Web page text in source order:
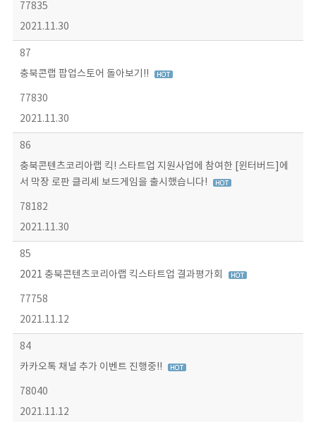
77835
2021.11.30
87
충북콘랩 팝업스토어 돌아보기!!
77830
2021.11.30
86
충북콘텐츠코리아랩 킥! 스타트업 지원사업에 참여한 [윈터버드]에
서 막장 로판 클리셰 보드게임을 출시했습니다!
78182
2021.11.30
85
2021 충북콘텐츠코리아랩 킥스타트업 결과평가회
77758
2021.11.12
84
카카오톡 채널 추가 이벤트 진행중!!
78040
2021.11.12